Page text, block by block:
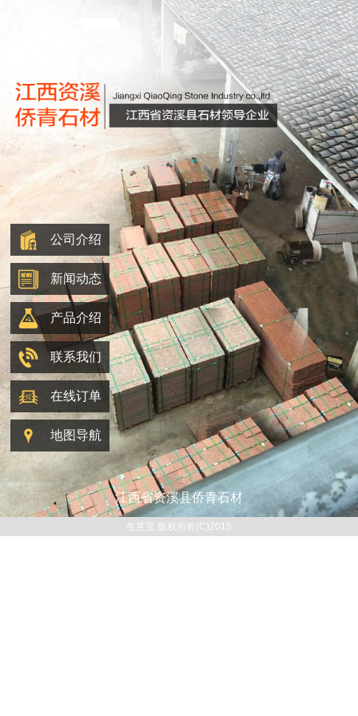
公司介绍
新闻动态
产品介绍
联系我们
在线订单
地图导航
江西省资溪县侨青石材
生意宝 版权所有(C)2015